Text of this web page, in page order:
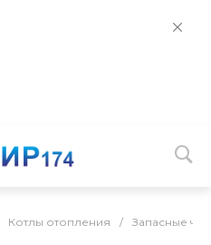
Котлы отопления / Запасные